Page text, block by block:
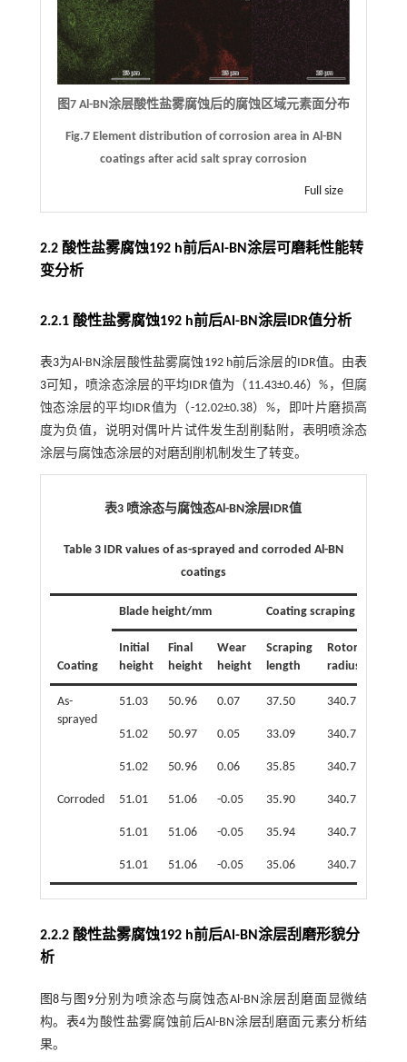
图7 Al-BN涂层酸性盐雾腐蚀后的腐蚀区域元素面分布
Fig.7 Element distribution of corrosion area in Al-BN
coatings after acid salt spray corrosion
Full size
2.2 酸性盐雾腐蚀192 h前后Al-BN涂层可磨耗性能转
变分析
2.2.1 酸性盐雾腐蚀192 h前后Al-BN涂层IDR值分析
表3为Al-BN涂层酸性盐雾腐蚀192 h前后涂层的IDR值。由表
3可知，喷涂态涂层的平均IDR值为（11.43±0.46）%，但腐
蚀态涂层的平均IDR值为（-12.02±0.38）%，即叶片磨损高
度为负值，说明对偶叶片试件发生刮削黏附，表明喷涂态
涂层与腐蚀态涂层的对磨刮削机制发生了转变。
表3 喷涂态与腐蚀态Al-BN涂层IDR值
Table 3 IDR values of as-sprayed and corroded Al-BN
coatings
Coating
Blade height/mm Coating scraping length/
Initial
height
Final
height
Wear
height
Scraping
length
Rotor
radius
As-
sprayed
51.03 50.96 0.07 37.50 340.75
51.02 50.97 0.05 33.09 340.75
51.02 50.96 0.06 35.85 340.75
Corroded 51.01 51.06 -0.05 35.90 340.75
51.01 51.06 -0.05 35.94 340.75
51.01 51.06 -0.05 35.06 340.75
2.2.2 酸性盐雾腐蚀192 h前后Al-BN涂层刮磨形貌分
析
图8与 图9分别为喷涂态与腐蚀态Al-BN涂层刮磨面显微结
构。 表4为酸性盐雾腐蚀前后Al-BN涂层刮磨面元素分析结
果。